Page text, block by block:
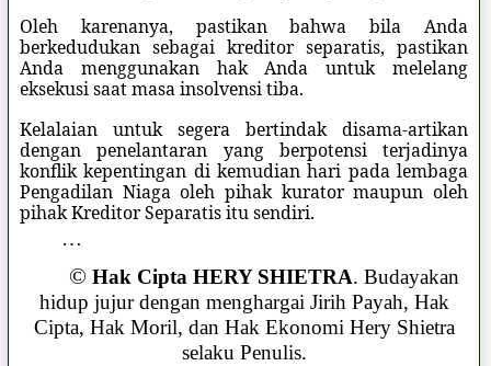
Oleh karenanya, pastikan bahwa bila Anda
berkedudukan sebagai kreditor separatis, pastikan
Anda menggunakan hak Anda untuk melelang
eksekusi saat masa insolvensi tiba.
Kelalaian untuk segera bertindak disama-artikan
dengan penelantaran yang berpotensi terjadinya
konflik kepentingan di kemudian hari pada lembaga
Pengadilan Niaga oleh pihak kurator maupun oleh
pihak Kreditor Separatis itu sendiri.
…
©Hak Cipta HERY SHIETRA. Budayakan
hidup jujur dengan menghargai Jirih Payah, Hak
Cipta, Hak Moril, dan Hak Ekonomi Hery Shietra
selaku Penulis.